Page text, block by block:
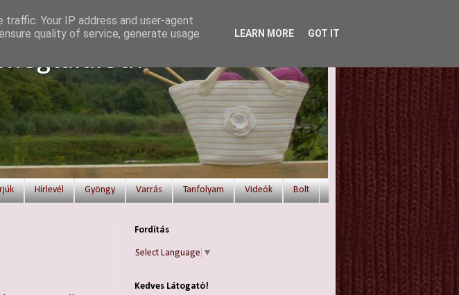
Hírlevél Gyöngy Varrás Tanfolyam Videók Bolt
Fordítás
Select Language ▼
Kedves Látogató!
Your IP address and user-agent
quality of service, generate usage
LEARN MORE GOT IT